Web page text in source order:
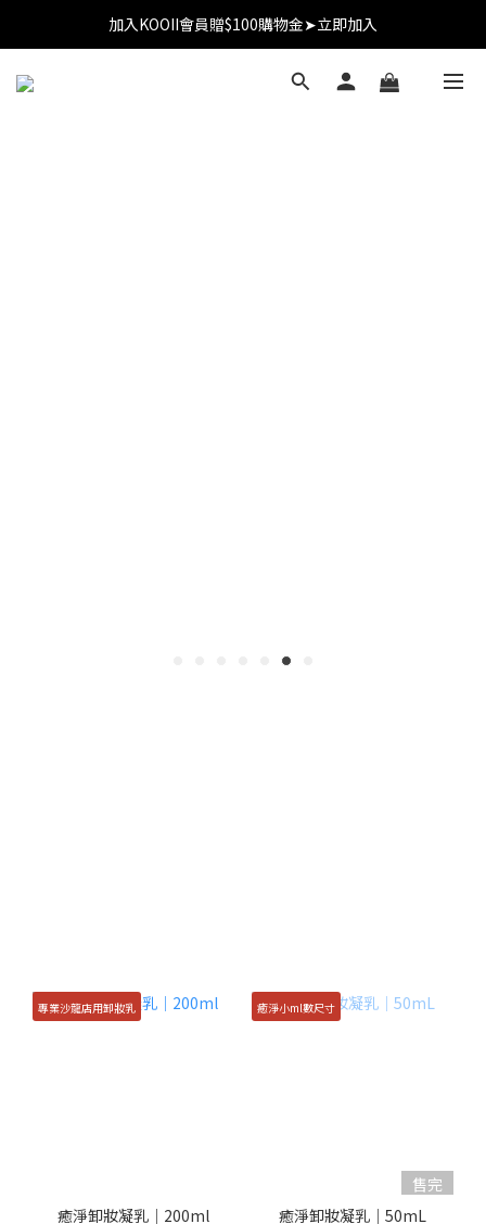
加入KOOII會員贈$100購物金➤立即加入
加入KOOII會員贈$100購物金➤立即加入
全館$3,000免運
專業沙龍店用卸妝乳
癒淨卸妝凝乳｜200ml
癒淨小ml數尺寸
售完
癒淨卸妝凝乳｜50mL